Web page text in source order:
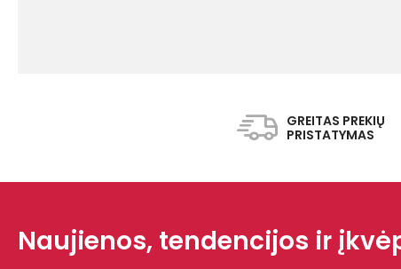
GREITAS PREKIŲ
PRISTATYMAS
Naujienos, tendencijos ir